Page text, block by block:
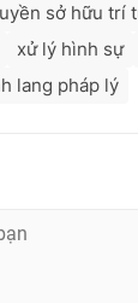
sở hữu trí
xử lý hình sự
lang pháp lý